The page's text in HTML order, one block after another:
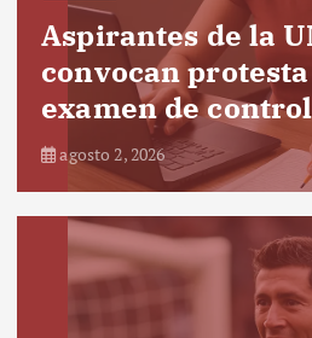
Aspirantes de la
convocan
examen de
agosto 2, 2026